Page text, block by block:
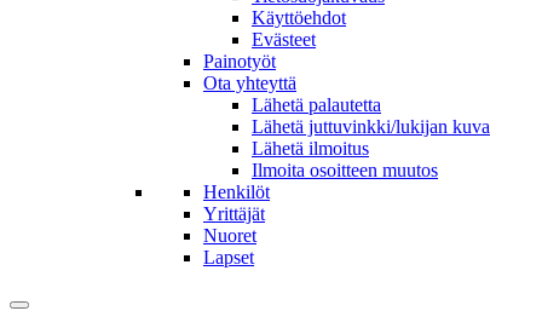
Käyttöehdot
Evästeet
Painotyöt
Ota yhteyttä
Lähetä palautetta
Lähetä juttuvinkki/lukijan kuva
Lähetä ilmoitus
Ilmoita osoitteen muutos
Henkilöt
Yrittäjät
Nuoret
Lapset